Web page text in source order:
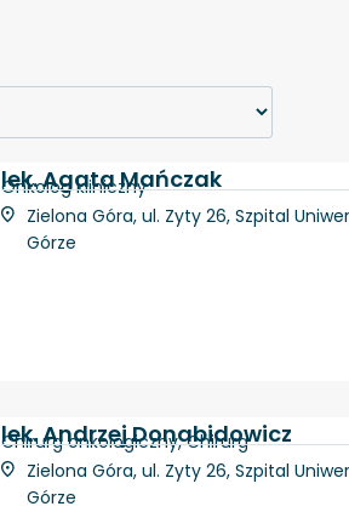
lek. Agata Mańczak
Onkolog kliniczny
Zielona Góra, ul. Zyty 26, Szpital
Górze
lek. Andrzej Donabidowicz
Chirurg onkologiczny, Chirurg
Zielona Góra, ul. Zyty 26, Szpital
Górze